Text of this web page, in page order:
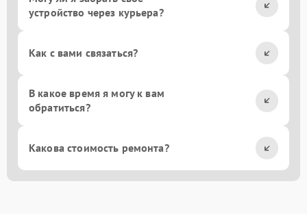
устройство через курьера?
Как с вами связаться?
В какое время я могу к вам
обратиться?
Какова стоимость ремонта?